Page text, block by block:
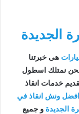
الجديدة
هى خبرتنا
نمتلك اسطول
خدمات انقاذ
افضل ونش انقاذ في
الجديدة و جميع